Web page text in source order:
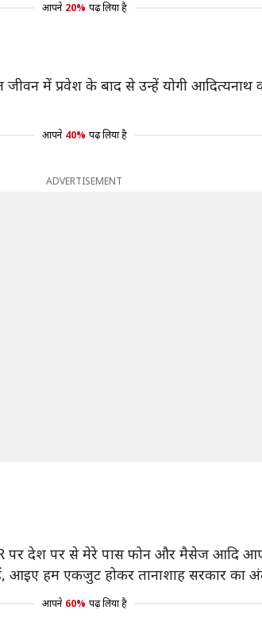
आपने 20% पढ़ लिया है
जीवन में प्रवेश के बाद से उन्हें योगी
आपने 40% पढ़ लिया है
ADVERTISEMENT
पर देश पर से मेरे पास फोन और मैसेज आदि
आइए हम एकजुट होकर तानाशाह सरकार का
आपने 60% पढ़ लिया है